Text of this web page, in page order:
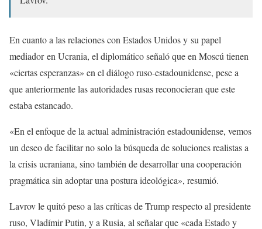
En cuanto a las relaciones con Estados Unidos y su papel
mediador en Ucrania, el diplomático señaló que en Moscú tienen
«ciertas esperanzas» en el diálogo ruso-estadounidense, pese a
que anteriormente las autoridades rusas reconocieran que este
estaba estancado.
«En el enfoque de la actual administración estadounidense, vemos
un deseo de facilitar no solo la búsqueda de soluciones realistas a
la crisis ucraniana, sino también de desarrollar una cooperación
pragmática sin adoptar una postura ideológica», resumió.
Lavrov le quitó peso a las críticas de Trump respecto al presidente
ruso, Vladímir Putin, y a Rusia, al señalar que «cada Estado y